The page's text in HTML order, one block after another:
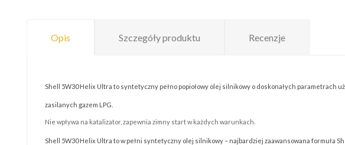
Opis Szczegóły produktu Recenzje
Shell 5W30 Helix Ultra to syntetyczny pełno popiołowy olej silnikowy o doskonałych parametrach
zasilanych gazem LPG.
Nie wpływa na katalizator, zapewnia zimny start w każdych warunkach.
Shell 5W30 Helix Ultra to w pełni syntetyczny olej silnikowy – najbardziej zaawansowana formuła